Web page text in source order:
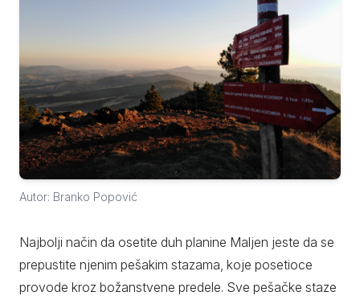
Autor: Branko Popović
Najbolji način da osetite duh planine Maljen jeste da se
prepustite njenim pešakim stazama, koje posetioce
provode kroz božanstvene predele. Sve pešačke staze